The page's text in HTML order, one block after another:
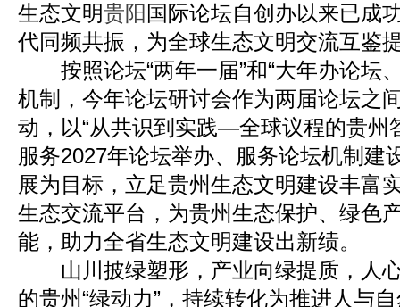
生态文明贵阳 国际论坛自创办以来已成
代同频共振，为全球生态文明交流互鉴
按照论坛“两年一届”和“大年办论坛
机制，今年论坛研讨会作为两届论坛之
动，以“从共识到实践—全球议程的贵州
服务2027年论坛举办、服务论坛机制建
展为目标，立足贵州生态文明建设丰富
生态交流平台，为贵州生态保护、绿色
能，助力全省生态文明建设出新绩。
山川披绿塑形，产业向绿提质，人
的贵州“绿动力”，持续转化为推进人与